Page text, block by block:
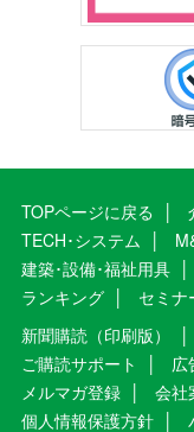
TOPページに戻る
TECH･システム
建築･設備･福祉用具
ランキング
セミナ
新聞購読（印刷版）
ご購読サポート
広
メルマガ登録
会社
個人情報保護方針